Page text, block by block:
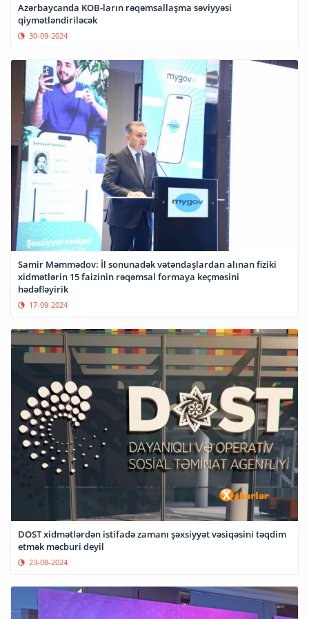
Azərbaycanda KOB-ların rəqəmsallaşma səviyyəsi
qiymətləndiriləcək
30-09-2024
Samir Məmmədov: İl sonunadək vətəndaşlardan alınan fiziki
xidmətlərin 15 faizinin rəqəmsal formaya keçməsini
hədəfləyirik
17-09-2024
DOST xidmətlərdən istifadə zamanı şəxsiyyət vəsiqəsini təqdim
etmək məcburi deyil
23-08-2024